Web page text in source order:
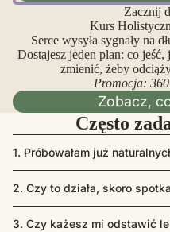
Zacznij
Kurs
Serce wysyła sygnały na
Dostajesz jeden plan: co
zmienić, żeby
Promocja: 360
Zobacz,
Często
1. Próbowałam już
2. Czy to działa, skoro
3. Czy każesz mi odstawić